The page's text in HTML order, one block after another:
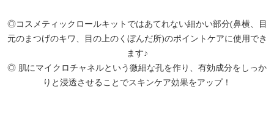
◎コスメティックロールキットではあてれない細かい部分(鼻横、目
元のまつげのキワ、目の上のくぼんだ所)のポイントケアに使用でき
ます♪
◎ 肌にマイクロチャネルという微細な孔を作り、有効成分をしっか
りと浸透させることでスキンケア効果をアップ！